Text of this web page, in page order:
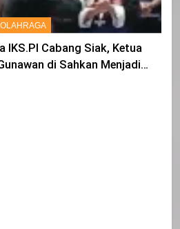
OLAHRAGA
IKS.PI Cabang Siak, Ketua
di Sahkan Menjadi